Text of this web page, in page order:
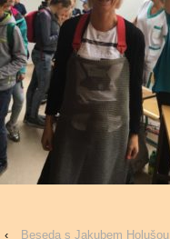
‹ Beseda s Jakubem Holušou